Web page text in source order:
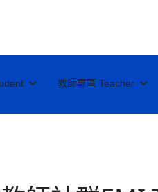
教師專區 Teacher